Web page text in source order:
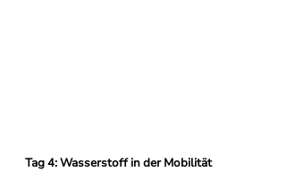
Tag 4: Wasserstoff in der Mobilität